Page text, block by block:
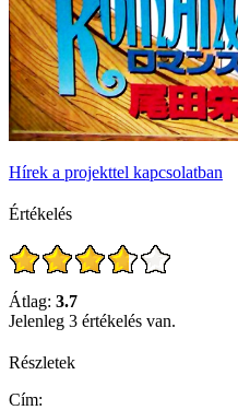
Hírek a projekttel kapcsolatban
Értékelés
Átlag: 3.7
Jelenleg 3 értékelés van.
Részletek
Cím: